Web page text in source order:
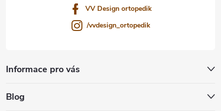
VV Design ortopedik
/vvdesign_ortopedik
Informace pro vás
Blog